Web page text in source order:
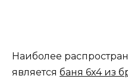
Наиболее
является баня 6х4 из